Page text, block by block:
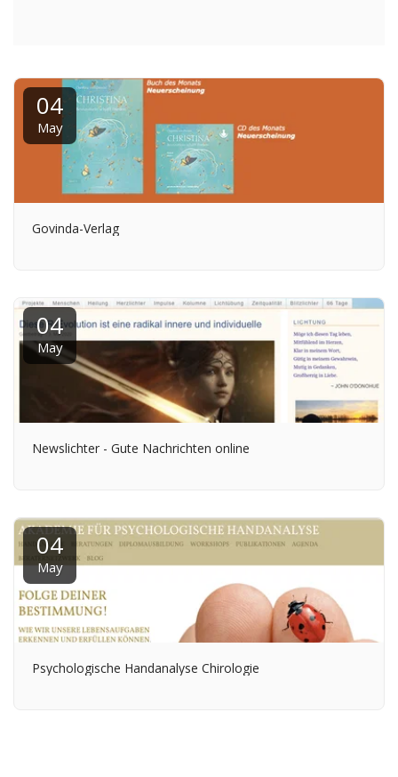
04
May
Govinda-Verlag
04
May
Newslichter - Gute Nachrichten online
04
May
Psychologische Handanalyse Chirologie